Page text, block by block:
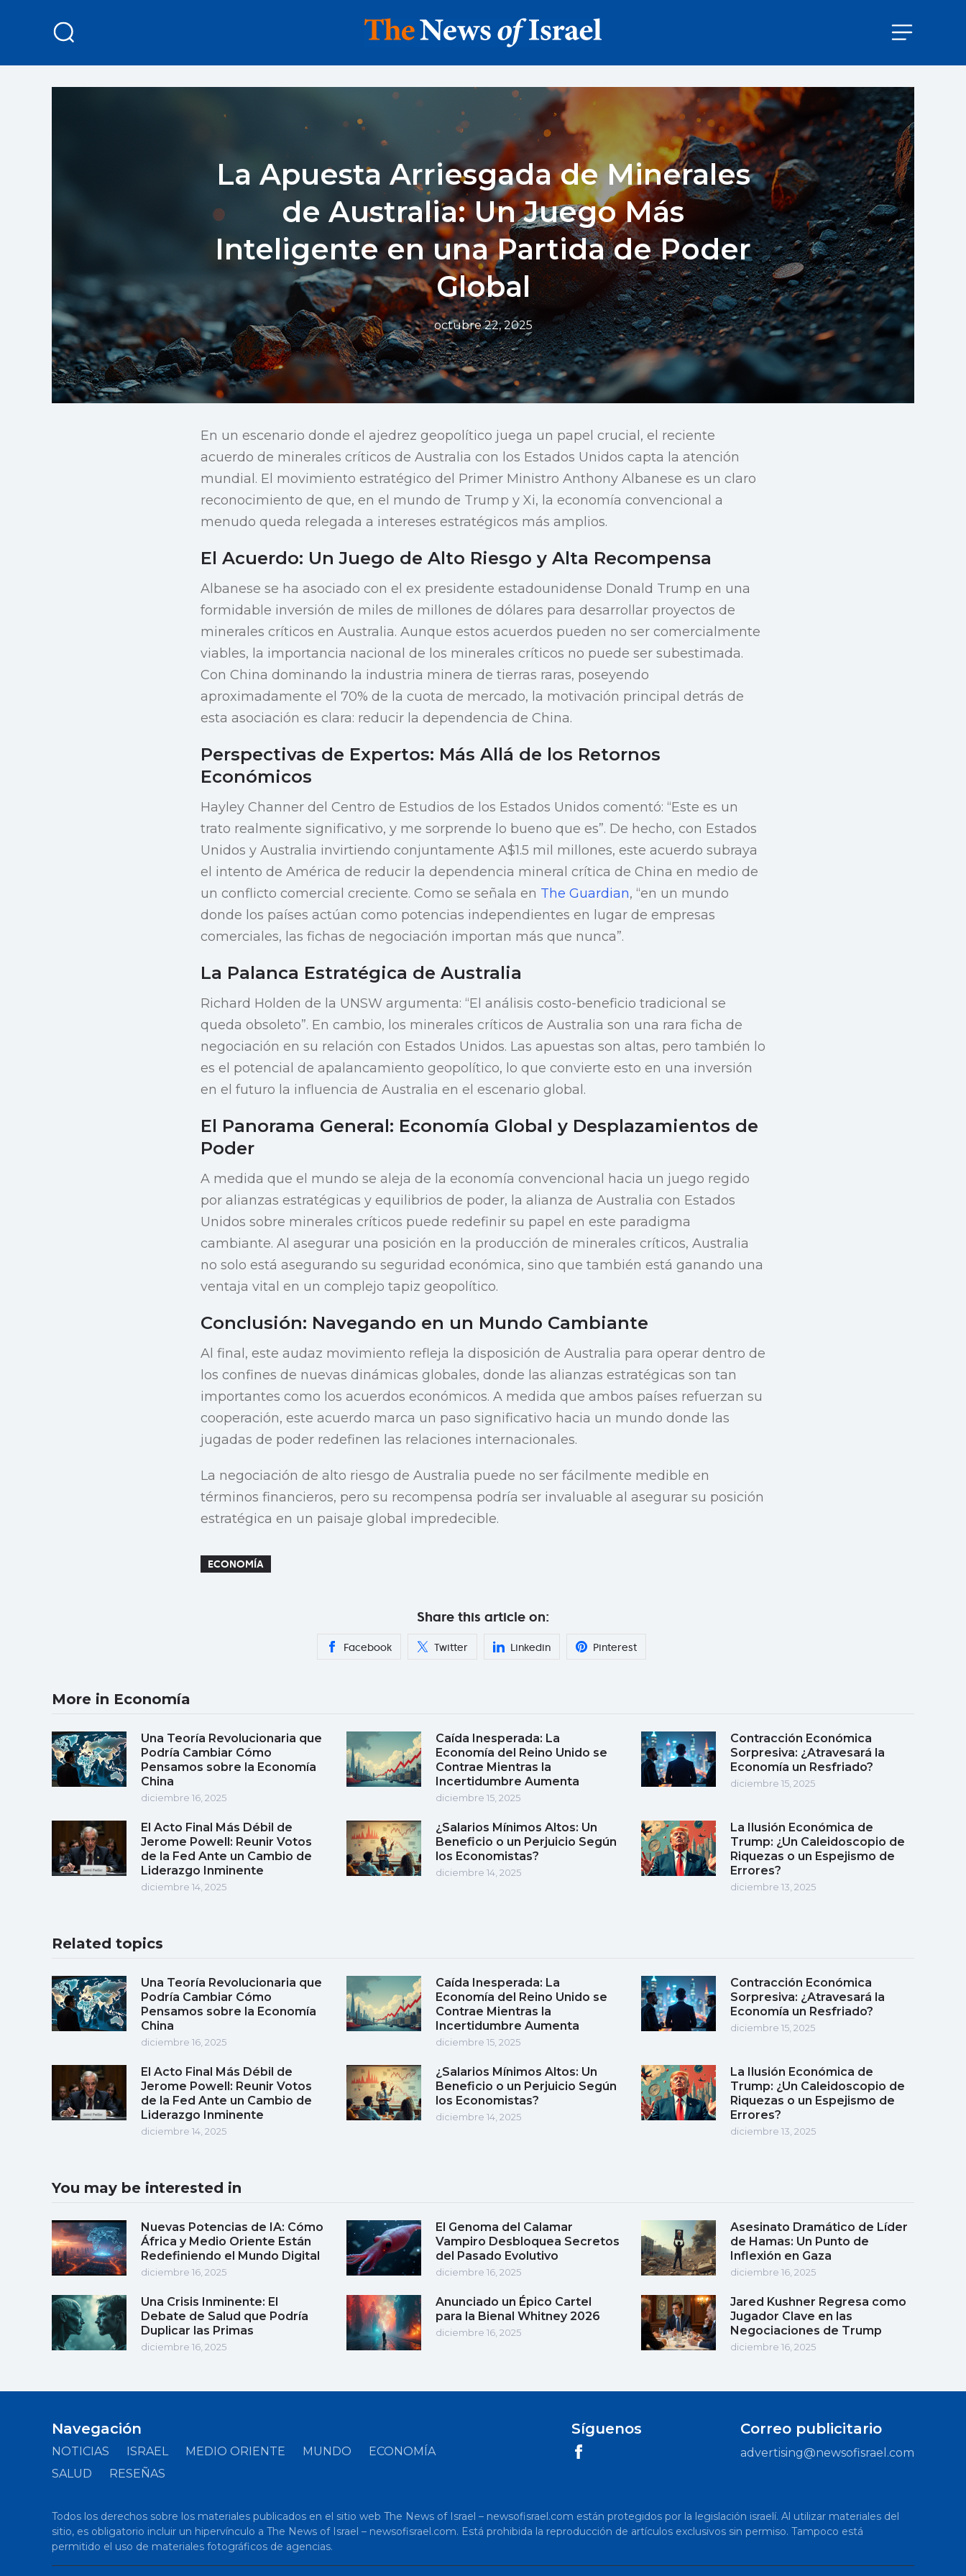
La Apuesta Arriesgada de Minerales
de Australia: Un Juego Más
Inteligente en una Partida de Poder
Global
octubre 22, 2025
En un escenario donde el ajedrez geopolítico juega un papel crucial, el reciente
acuerdo de minerales críticos de Australia con los Estados Unidos capta la atención
mundial. El movimiento estratégico del Primer Ministro Anthony Albanese es un claro
reconocimiento de que, en el mundo de Trump y Xi, la economía convencional a
menudo queda relegada a intereses estratégicos más amplios.
El Acuerdo: Un Juego de Alto Riesgo y Alta Recompensa
Albanese se ha asociado con el ex presidente estadounidense Donald Trump en una
formidable inversión de miles de millones de dólares para desarrollar proyectos de
minerales críticos en Australia. Aunque estos acuerdos pueden no ser comercialmente
viables, la importancia nacional de los minerales críticos no puede ser subestimada.
Con China dominando la industria minera de tierras raras, poseyendo
aproximadamente el 70% de la cuota de mercado, la motivación principal detrás de
esta asociación es clara: reducir la dependencia de China.
Perspectivas de Expertos: Más Allá de los Retornos
Económicos
Hayley Channer del Centro de Estudios de los Estados Unidos comentó: “Este es un
trato realmente significativo, y me sorprende lo bueno que es”. De hecho, con Estados
Unidos y Australia invirtiendo conjuntamente A$1.5 mil millones, este acuerdo subraya
el intento de América de reducir la dependencia mineral crítica de China en medio de
un conflicto comercial creciente. Como se señala en The Guardian, “en un mundo
donde los países actúan como potencias independientes en lugar de empresas
comerciales, las fichas de negociación importan más que nunca”.
La Palanca Estratégica de Australia
Richard Holden de la UNSW argumenta: “El análisis costo-beneficio tradicional se
queda obsoleto”. En cambio, los minerales críticos de Australia son una rara ficha de
negociación en su relación con Estados Unidos. Las apuestas son altas, pero también lo
es el potencial de apalancamiento geopolítico, lo que convierte esto en una inversión
en el futuro la influencia de Australia en el escenario global.
El Panorama General: Economía Global y Desplazamientos de
Poder
A medida que el mundo se aleja de la economía convencional hacia un juego regido
por alianzas estratégicas y equilibrios de poder, la alianza de Australia con Estados
Unidos sobre minerales críticos puede redefinir su papel en este paradigma
cambiante. Al asegurar una posición en la producción de minerales críticos, Australia
no solo está asegurando su seguridad económica, sino que también está ganando una
ventaja vital en un complejo tapiz geopolítico.
Conclusión: Navegando en un Mundo Cambiante
Al final, este audaz movimiento refleja la disposición de Australia para operar dentro de
los confines de nuevas dinámicas globales, donde las alianzas estratégicas son tan
importantes como los acuerdos económicos. A medida que ambos países refuerzan su
cooperación, este acuerdo marca un paso significativo hacia un mundo donde las
jugadas de poder redefinen las relaciones internacionales.
La negociación de alto riesgo de Australia puede no ser fácilmente medible en
términos financieros, pero su recompensa podría ser invaluable al asegurar su posición
estratégica en un paisaje global impredecible.
ECONOMÍA
Share this article on:
Facebook Twitter Linkedin Pinterest
More in Economía
Una Teoría Revolucionaria que
Podría Cambiar Cómo
Pensamos sobre la Economía
China
diciembre 16, 2025
Caída Inesperada: La
Economía del Reino Unido se
Contrae Mientras la
Incertidumbre Aumenta
diciembre 15, 2025
Contracción Económica
Sorpresiva: ¿Atravesará la
Economía un Resfriado?
diciembre 15, 2025
El Acto Final Más Débil de
Jerome Powell: Reunir Votos
de la Fed Ante un Cambio de
Liderazgo Inminente
diciembre 14, 2025
¿Salarios Mínimos Altos: Un
Beneficio o un Perjuicio Según
los Economistas?
diciembre 14, 2025
La Ilusión Económica de
Trump: ¿Un Caleidoscopio de
Riquezas o un Espejismo de
Errores?
diciembre 13, 2025
Related topics
Una Teoría Revolucionaria que
Podría Cambiar Cómo
Pensamos sobre la Economía
China
diciembre 16, 2025
Caída Inesperada: La
Economía del Reino Unido se
Contrae Mientras la
Incertidumbre Aumenta
diciembre 15, 2025
Contracción Económica
Sorpresiva: ¿Atravesará la
Economía un Resfriado?
diciembre 15, 2025
El Acto Final Más Débil de
Jerome Powell: Reunir Votos
de la Fed Ante un Cambio de
Liderazgo Inminente
diciembre 14, 2025
¿Salarios Mínimos Altos: Un
Beneficio o un Perjuicio Según
los Economistas?
diciembre 14, 2025
La Ilusión Económica de
Trump: ¿Un Caleidoscopio de
Riquezas o un Espejismo de
Errores?
diciembre 13, 2025
You may be interested in
Nuevas Potencias de IA: Cómo
África y Medio Oriente Están
Redefiniendo el Mundo Digital
diciembre 16, 2025
El Genoma del Calamar
Vampiro Desbloquea Secretos
del Pasado Evolutivo
diciembre 16, 2025
Asesinato Dramático de Líder
de Hamas: Un Punto de
Inflexión en Gaza
diciembre 16, 2025
Una Crisis Inminente: El
Debate de Salud que Podría
Duplicar las Primas
diciembre 16, 2025
Anunciado un Épico Cartel
para la Bienal Whitney 2026
diciembre 16, 2025
Jared Kushner Regresa como
Jugador Clave en las
Negociaciones de Trump
diciembre 16, 2025
Navegación
NOTICIAS ISRAEL MEDIO ORIENTE MUNDO
ECONOMÍA
SALUD
RESEÑAS
Síguenos Correo publicitario
advertising@newsofisrael.com
Todos los derechos sobre los materiales publicados en el sitio web The News of Israel – newsofisrael.com están protegidos por la legislación israelí. Al utilizar materiales del
sitio, es obligatorio incluir un hipervínculo a The News of Israel – newsofisrael.com. Está prohibida la reproducción de artículos exclusivos sin permiso. Tampoco está
permitido el uso de materiales fotográficos de agencias.